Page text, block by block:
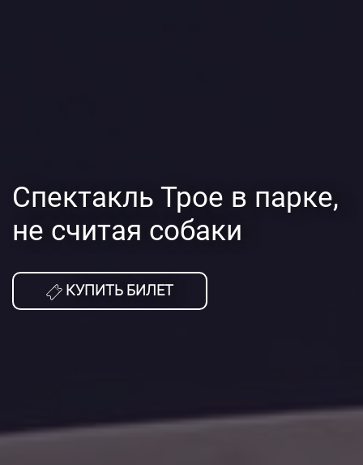
Спектакль Трое в парке,
не считая собаки
КУПИТЬ БИЛЕТ